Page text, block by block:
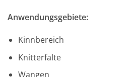
Anwendungsgebiete:
Kinnbereich
Knitterfalte
Wangen